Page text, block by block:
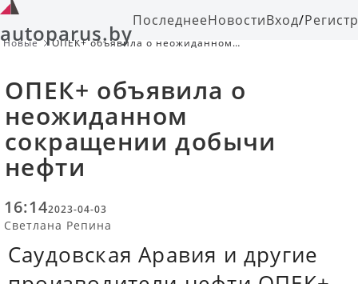
autoparus.byПоследнееНовостиВход/
Новые
ОПЕК+ объявила о неожиданном
ОПЕК+ объявила о
неожиданном
сокращении добычи
нефти
16:142023-04-03
Светлана Репина
Саудовская Аравия и другие